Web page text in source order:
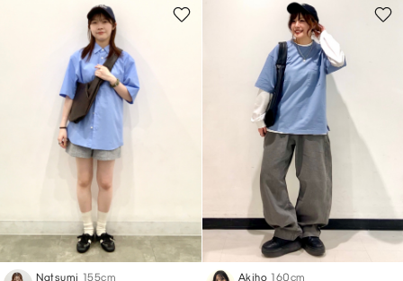
Natsumi 155cm Akiho 160cm